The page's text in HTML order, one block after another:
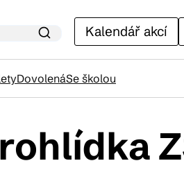
Kalendář akcí
DovolenáSe školou
akcí